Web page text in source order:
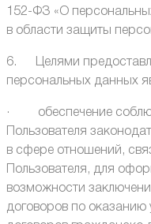
152-ФЗ «О
в области защиты
6. Целями
персональных данных
· обеспечение
Пользователя
в сфере отношений,
Пользователя, для
возможности
договоров по оказанию